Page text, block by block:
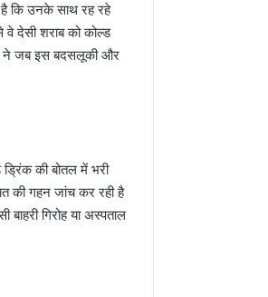
है कि उनके साथ रह रहे
देसी शराब को कोल्ड
ने जब इस बदसलूकी और
की बोतल में भरी
की गहन जांच कर रही है
गिरोह या अस्पताल